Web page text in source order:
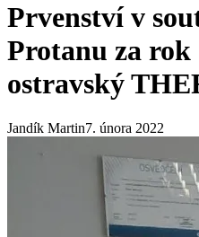
Prvenství v
Protanu za
ostravský
Jandík Martin7. února 2022